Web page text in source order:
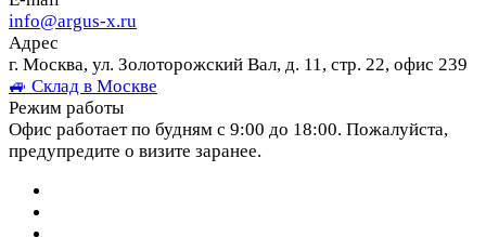
info@argus-x.ru
Адрес
г. Москва, ул. Золоторожский Вал, д. 11, стр. 22, офис 239
🚙 Склад в Москве
Режим работы
Офис работает по будням с 9:00 до 18:00. Пожалуйста,
предупредите о визите заранее.